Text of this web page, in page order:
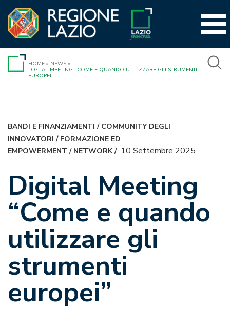
contenuto
HOME » NEWS »
DIGITAL MEETING “COME E QUANDO UTILIZZARE GLI STRUMENTI
EUROPEI”
BANDI E FINANZIAMENTI / COMMUNITY DEGLI
INNOVATORI / FORMAZIONE ED
EMPOWERMENT / NETWORK/ 10 Settembre 2025
Digital Meeting
“Come e quando
utilizzare gli
strumenti
europei”